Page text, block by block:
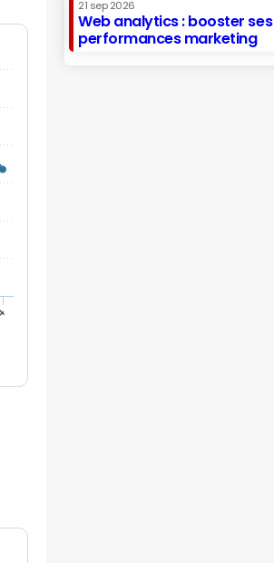
21 sep 2026
Web analytics : booster ses
performances marketing